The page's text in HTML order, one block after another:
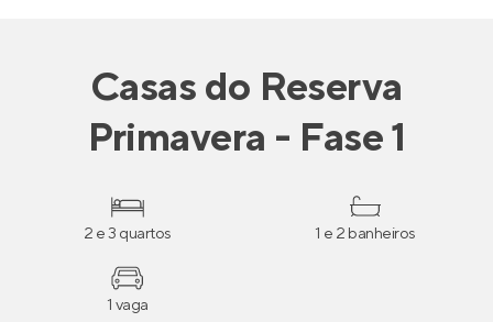
Casasdo Reserva
Primavera - Fase 1
2 e 3 quartos 1 e 2 banheiros
1 vaga